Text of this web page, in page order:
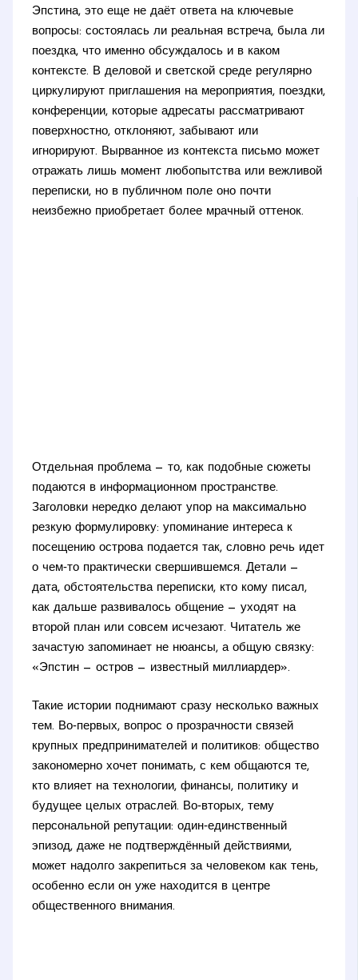
Эпстина, это еще не даёт ответа на ключевые
вопросы: состоялась ли реальная встреча, была ли
поездка, что именно обсуждалось и в каком
контексте. В деловой и светской среде регулярно
циркулируют приглашения на мероприятия, поездки,
конференции, которые адресаты рассматривают
поверхностно, отклоняют, забывают или
игнорируют. Вырванное из контекста письмо может
отражать лишь момент любопытства или вежливой
переписки, но в публичном поле оно почти
неизбежно приобретает более мрачный оттенок.
Отдельная проблема — то, как подобные сюжеты
подаются в информационном пространстве.
Заголовки нередко делают упор на максимально
резкую формулировку: упоминание интереса к
посещению острова подается так, словно речь идет
о чем‑то практически свершившемся. Детали —
дата, обстоятельства переписки, кто кому писал,
как дальше развивалось общение — уходят на
второй план или совсем исчезают. Читатель же
зачастую запоминает не нюансы, а общую связку:
«Эпстин — остров — известный миллиардер».
Такие истории поднимают сразу несколько важных
тем. Во‑первых, вопрос о прозрачности связей
крупных предпринимателей и политиков: общество
закономерно хочет понимать, с кем общаются те,
кто влияет на технологии, финансы, политику и
будущее целых отраслей. Во‑вторых, тему
персональной репутации: один‑единственный
эпизод, даже не подтверждённый действиями,
может надолго закрепиться за человеком как тень,
особенно если он уже находится в центре
общественного внимания.